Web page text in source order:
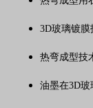
3D玻璃镀膜
热弯成型技
油墨在3D